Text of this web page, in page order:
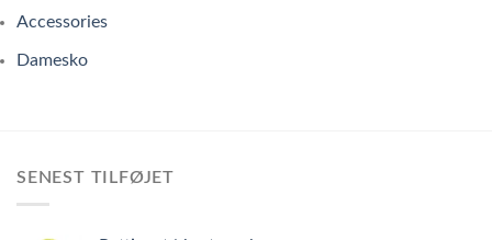
Accessories
Damesko
SENEST TILFØJET